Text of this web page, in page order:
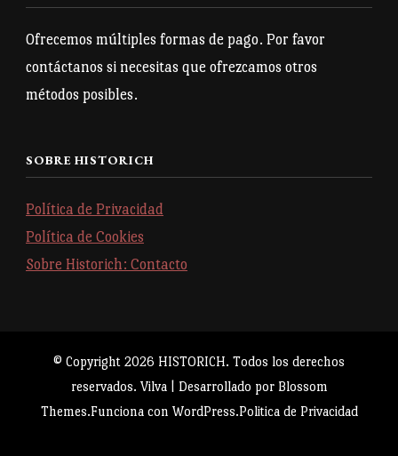
Ofrecemos múltiples formas de pago. Por favor
contáctanos si necesitas que ofrezcamos otros
métodos posibles.
SOBRE HISTORICH
Política de Privacidad
Política de Cookies
Sobre Historich: Contacto
© Copyright 2026 HISTORICH. Todos los derechos
reservados. Vilva | Desarrollado por Blossom
Themes.Funciona con WordPress.Politica de Privacidad